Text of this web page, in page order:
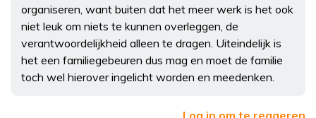
organiseren, want buiten dat het meer werk is het ook
niet leuk om niets te kunnen overleggen, de
verantwoordelijkheid alleen te dragen. Uiteindelijk is
het een familiegebeuren dus mag en moet de familie
toch wel hierover ingelicht worden en meedenken.
Log in om te reageren